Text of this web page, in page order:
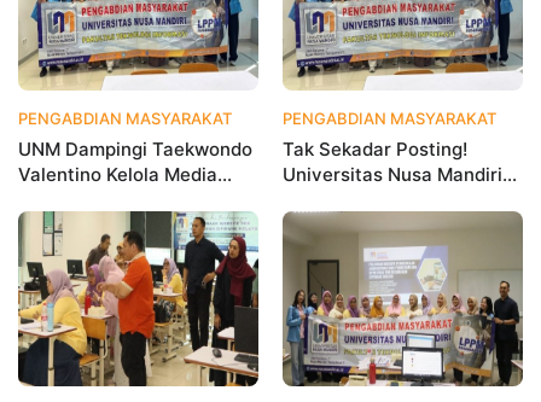
PENGABDIAN MASYARAKAT 4 hari yang lalu
UNM Dampingi Taekwondo
Valentino Kelola Media
Branding Digital
PENGABDIAN MASYARAKAT
Tak Sekadar Posting!
Universitas Nusa Mandiri
agar Instagram Klub
Olahraga Makin Viral